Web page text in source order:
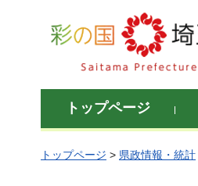
彩の国 埼玉県
トップページ
トップページ > 県政情報・統計